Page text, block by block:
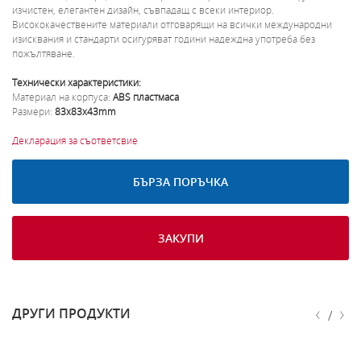
изчистен, елегантен дизайн, съвпадащ с всеки интериор.
Висококачествените материали отговарящи на всички международни
изисквания и стандарти осигуряват години надеждна употреба без
пожълтяване.
Технически характеристики:
Материал на корпуса: ABS пластмаса
Размери: 83x83x43mm
Декларация за съответсвие
БЪРЗА ПОРЪЧКА
ЗАКУПИ
ДРУГИ ПРОДУКТИ ‹ / ›